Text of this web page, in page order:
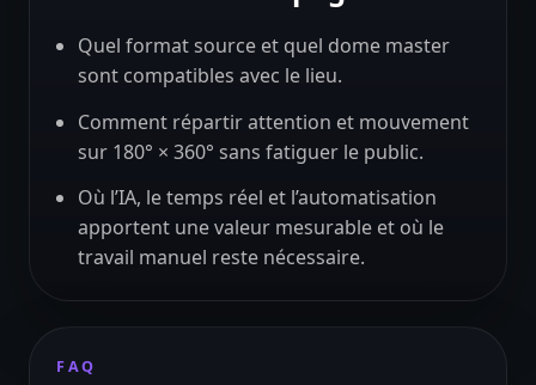
Quel format source et quel dome master
sont compatibles avec le lieu.
Comment répartir attention et mouvement
sur 180° × 360° sans fatiguer le public.
Où l’IA, le temps réel et l’automatisation
apportent une valeur mesurable et où le
travail manuel reste nécessaire.
FAQ